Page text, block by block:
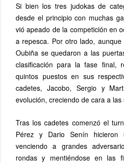
Si bien los tres judokas de
desde el principio con muchas
vió apeado de la competición en
a repesca. Por otro lado,
Oubiña se quedaron a las
clasificación para la fase final,
quintos puestos en sus
cadetes, Jacobo, Sergio y
evolución, creciendo de cara a
Tras los cadetes comenzó el
Pérez y Dario Senín hicieron
venciendo a grandes
rondas y mentiéndose en las